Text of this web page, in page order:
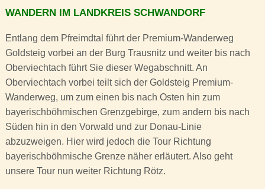
WANDERN IM LANDKREIS SCHWANDORF
Entlang dem Pfreimdtal führt der Premium-Wanderweg
Goldsteig vorbei an der Burg Trausnitz und weiter bis nach
Oberviechtach führt Sie dieser Wegabschnitt. An
Oberviechtach vorbei teilt sich der Goldsteig Premium-
Wanderweg, um zum einen bis nach Osten hin zum
bayerischböhmischen Grenzgebirge, zum andern bis nach
Süden hin in den Vorwald und zur Donau-Linie
abzuzweigen. Hier wird jedoch die Tour Richtung
bayerischböhmische Grenze näher erläutert. Also geht
unsere Tour nun weiter Richtung Rötz.